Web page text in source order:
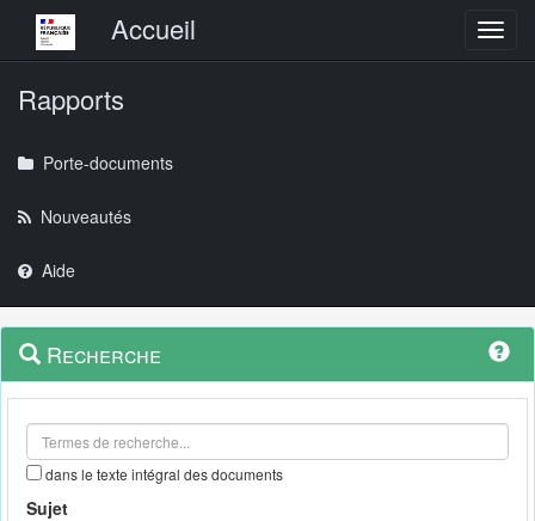
Menu principalAccueil
Rapports
Porte-documents
Nouveautés
Aide
Navigation
outils
Menu
contextuel
Recherche
dans le texte intégral des documents
Sujet